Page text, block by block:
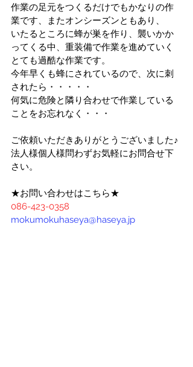
作業の足元をつくるだけでもかなりの作
業です、またオンシーズンともあり、
いたるところに蜂が巣を作り、襲いかか
ってくる中、重装備で作業を進めていく
とても過酷な作業です。
今年早くも蜂にされているので、次に刺
されたら・・・・・
何気に危険と隣り合わせで作業している
ことをお忘れなく・・・
ご依頼いただきありがとうございました♪
法人様個人様問わずお気軽にお問合せ下
さい。
★お問い合わせはこちら★
086-423-0358
mokumokuhaseya@haseya.jp